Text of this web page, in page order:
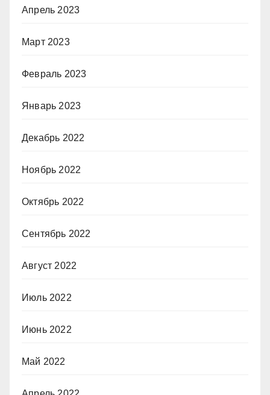
Апрель 2023
Март 2023
Февраль 2023
Январь 2023
Декабрь 2022
Ноябрь 2022
Октябрь 2022
Сентябрь 2022
Август 2022
Июль 2022
Июнь 2022
Май 2022